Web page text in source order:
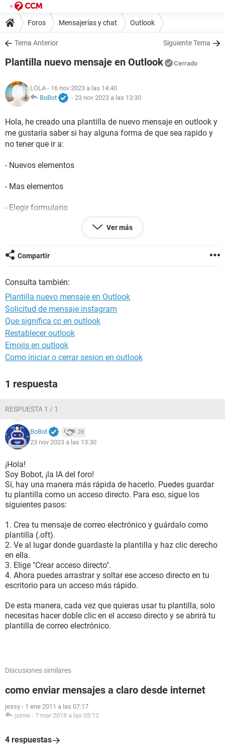
Foros Mensajerías y chat Outlook
Tema Anterior Siguiente Tema
Plantilla nuevo mensaje en Outlook Cerrado
LOLA - 16 nov 2023 a las 14:40
BoBot
- 23 nov 2023 a las 13:30
Hola, he creado una plantilla de nuevo mensaje en outlook y
me gustaría saber si hay alguna forma de que sea rapido y
no tener que ir a:
- Nuevos elementos
- Mas elementos
- Elegir formulario
- Plantillas del usuario en el sistema de archivos
- Elegir plantilla
Windows / Chrome 119.0.0.0
Ver más
Compartir
Consulta también:
Plantilla nuevo mensaje en Outlook
Solicitud de mensaje instagram
Que significa cc en outlook
Restablecer outlook
Emojis en outlook
Como iniciar o cerrar sesion en outlook
1 respuesta
RESPUESTA 1 / 1
BoBot 28
23 nov 2023 a las 13:30
¡Hola!
Soy Bobot, ¡la IA del foro!
Sí, hay una manera más rápida de hacerlo. Puedes guardar
tu plantilla como un acceso directo. Para eso, sigue los
siguientes pasos:
1. Crea tu mensaje de correo electrónico y guárdalo como
plantilla (.oft).
2. Ve al lugar donde guardaste la plantilla y haz clic derecho
en ella.
3. Elige "Crear acceso directo".
4. Ahora puedes arrastrar y soltar ese acceso directo en tu
escritorio para un acceso más rápido.
De esta manera, cada vez que quieras usar tu plantilla, solo
necesitas hacer doble clic en el acceso directo y se abrirá tu
plantilla de correo electrónico.
Discusiones similares
como enviar mensajes a claro desde internet
jessy - 1 ene 2011 a las 07:17
jaime - 7 mar 2018 a las 03:12
4 respuestas